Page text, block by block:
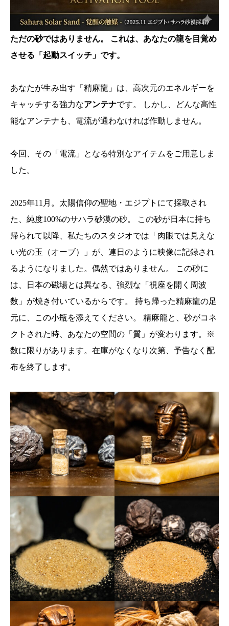
ただの砂ではありません。
これは、あなたの龍を目覚め
させる「起動スイッチ」です。
あなたが生み出す「精麻龍」は、高次元のエネルギーを
キャッチする強力なアンテナです。 しかし、どんな高性
能なアンテナも、電流が通わなければ作動しません。
今回、その「電流」となる特別なアイテムをご用意しま
した。
2025年11月。太陽信仰の聖地・エジプトにて採取され
た、純度100%のサハラ砂漠の砂。 この砂が日本に持ち
帰られて以降、私たちのスタジオでは「肉眼では見えな
い光の玉（オーブ）」が、連日のように映像に記録され
るようになりました。偶然ではありません。 この砂に
は、日本の磁場とは異なる、強烈な「視座を開く周波
数」が焼き付いているからです。 持ち帰った精麻龍の足
元に、この小瓶を添えてください。 精麻龍と、砂がコネ
クトされた時、あなたの空間の「質」が変わります。※
数に限りがあります。在庫がなくなり次第、予告なく配
布を終了します。